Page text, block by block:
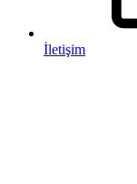
İletişim